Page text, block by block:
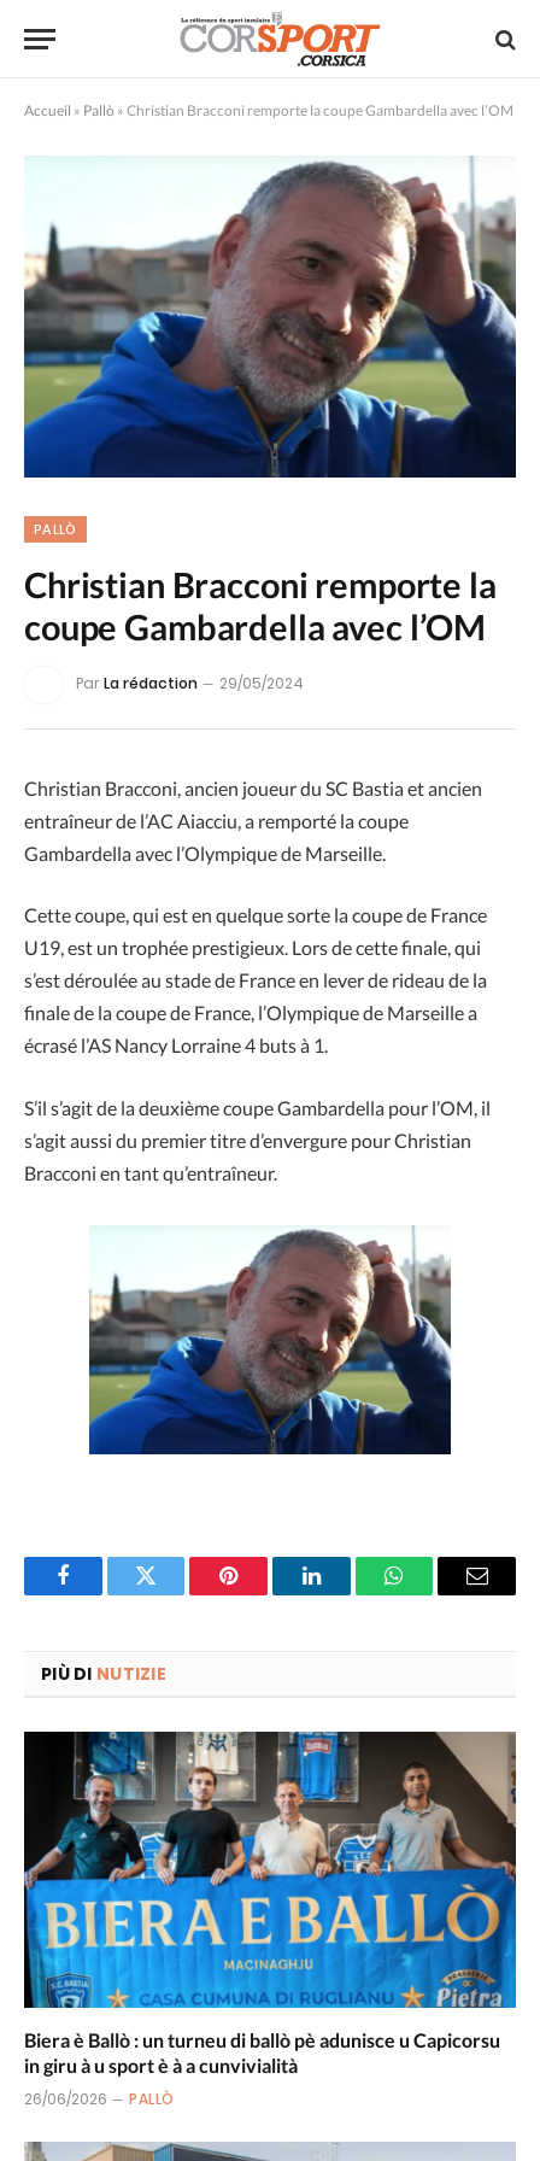
Accueil » Pallò » Christian Bracconi remporte la coupe Gambardella avec l’OM
PALLÒ
Christian Bracconi remporte la
coupe Gambardella avec l’OM
ParLa rédaction 29/05/2024
Christian Bracconi, ancien joueur du SC Bastia et ancien
entraîneur de l’AC Aiacciu, a remporté la coupe
Gambardella avec l’Olympique de Marseille.
Cette coupe, qui est en quelque sorte la coupe de France
U19, est un trophée prestigieux. Lors de cette finale, qui
s’est déroulée au stade de France en lever de rideau de la
finale de la coupe de France, l’Olympique de Marseille a
écrasé l’AS Nancy Lorraine 4 buts à 1.
S’il s’agit de la deuxième coupe Gambardella pour l’OM, il
s’agit aussi du premier titre d’envergure pour Christian
Bracconi en tant qu’entraîneur.
FacebookTwitter Pinterest LinkedInWhatsAppEmail
PIÙ DI NUTIZIE
Biera è Ballò : un turneu di ballò pè adunisce u Capicorsu
in giru à u sport è à a cunvivialità
26/06/2026 PALLÒ